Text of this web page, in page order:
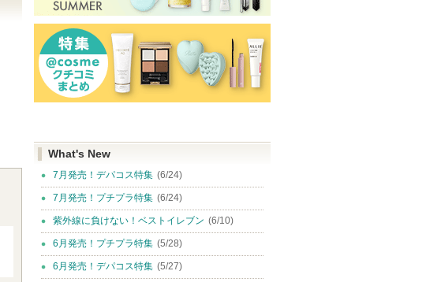
What's New
7月発売！デパコス特集 (6/24)
7月発売！プチプラ特集 (6/24)
紫外線に負けない！ベストイレブン (6/10)
6月発売！プチプラ特集 (5/28)
6月発売！デパコス特集 (5/27)